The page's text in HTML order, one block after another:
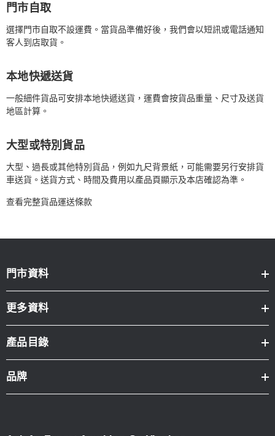
門市自取
選擇門市自取不設運費。當貨品準備好後，我們會以短訊或電話通知
客人到店取貨。
本地快遞送貨
一般細件貨品可安排本地快遞送貨，運費會按貨品重量、尺寸及送貨
地區計算。
大型或特別貨品
大型、過長或其他特別貨品，例如九尺背景紙，可能需要另行安排貨
車送貨。送貨方式、時間及費用以產品頁顯示及本店確認為準。
查看完整貨品運送條款
門市資料
更多資料
產品目錄
品牌